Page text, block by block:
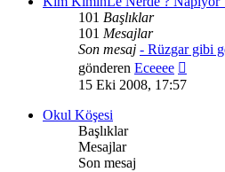
101 Başlıklar
101 Mesajlar
Son mesaj - Rüzgar gibi
gönderen Eceeee
mesajı
15 Eki 2008, 17:57
Okul Köşesi
Başlıklar
Mesajlar
Son mesaj